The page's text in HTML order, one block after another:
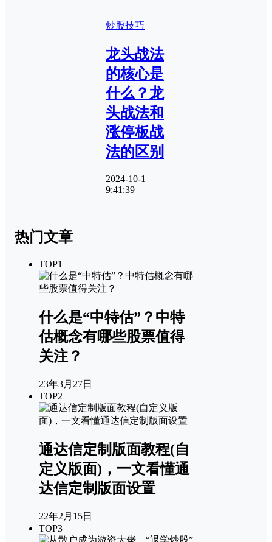
炒股技巧
龙头战法
的核心是
什么？龙
头战法和
涨停板战
法的区别
2024-10-1
9:41:39
热门文章
TOP1
什么是“中特估”？中特
估概念有哪些股票值得
关注？
23年3月27日
TOP2
通达信定制版面教程(自
定义版面)，一文看懂通
达信定制版面设置
22年2月15日
TOP3